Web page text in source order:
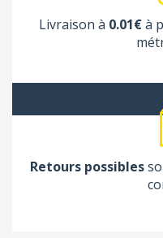
Livraison à 0.01€à
Retours possibles